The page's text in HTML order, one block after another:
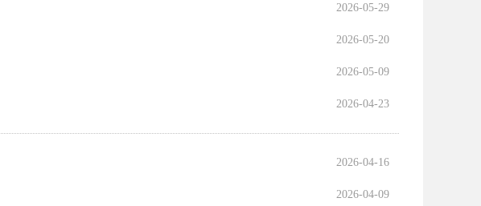
2026-05-29
2026-05-20
2026-05-09
2026-04-23
2026-04-16
2026-04-09